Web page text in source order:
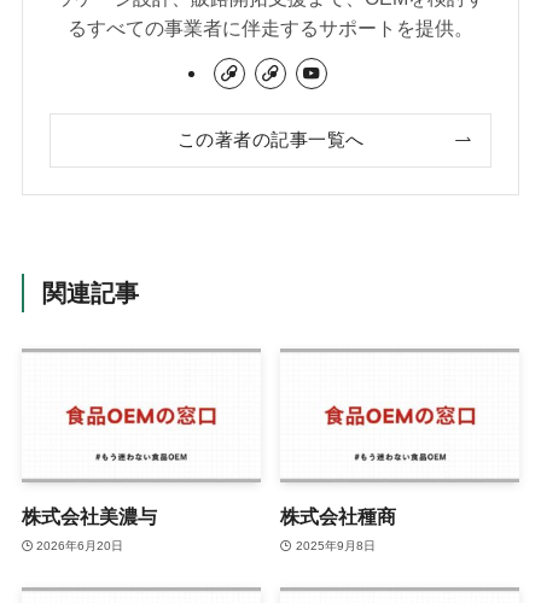
るすべての事業者に伴走するサポートを提供。
この著者の記事一覧へ
関連記事
株式会社美濃与
2026年6月20日
株式会社種商
2025年9月8日